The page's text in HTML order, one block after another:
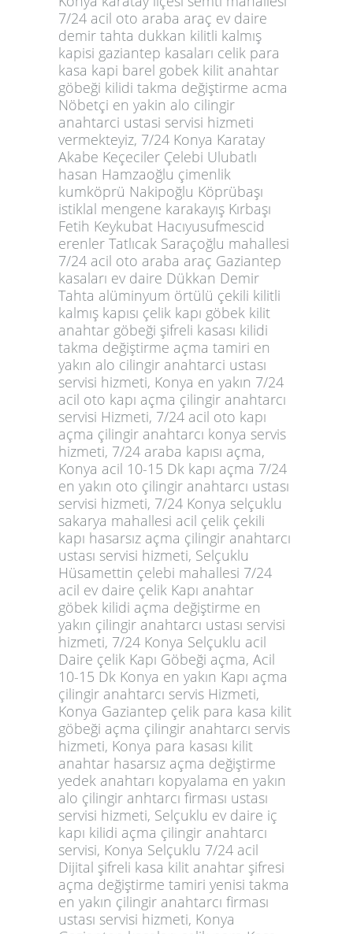
7/24 acil oto araba araç ev daire
demir tahta dukkan kilitli kalmış
kapisi gaziantep kasaları celik para
kasa kapi barel gobek kilit anahtar
göbeği kilidi takma değiştirme acma
Nöbetçi en yakin alo cilingir
anahtarci ustasi servisi hizmeti
vermekteyiz, 7/24 Konya Karatay
Akabe Keçeciler Çelebi Ulubatlı
hasan Hamzaoğlu çimenlik
kumköprü Nakipoğlu Köprübaşı
istiklal mengene karakayış Kırbaşı
Fetih Keykubat Hacıyusufmescid
erenler Tatlıcak Saraçoğlu mahallesi
7/24 acil oto araba araç Gaziantep
kasaları ev daire Dükkan Demir
Tahta alüminyum örtülü çekili kilitli
kalmış kapısı çelik kapı göbek kilit
anahtar göbeği şifreli kasası kilidi
takma değiştirme açma tamiri en
yakın alo cilingir anahtarci ustası
servisi hizmeti, Konya en yakın 7/24
acil oto kapı açma çilingir anahtarcı
servisi Hizmeti, 7/24 acil oto kapı
açma çilingir anahtarcı konya servis
hizmeti, 7/24 araba kapısı açma,
Konya acil 10-15 Dk kapı açma 7/24
en yakın oto çilingir anahtarcı ustası
servisi hizmeti, 7/24 Konya selçuklu
sakarya mahallesi acil çelik çekili
kapı hasarsız açma çilingir anahtarcı
ustası servisi hizmeti, Selçuklu
Hüsamettin çelebi mahallesi 7/24
acil ev daire çelik Kapı anahtar
göbek kilidi açma değiştirme en
yakın çilingir anahtarcı ustası servisi
hizmeti, 7/24 Konya Selçuklu acil
Daire çelik Kapı Göbeği açma, Acil
10-15 Dk Konya en yakın Kapı açma
çilingir anahtarcı servis Hizmeti,
Konya Gaziantep çelik para kasa kilit
göbeği açma çilingir anahtarcı servis
hizmeti, Konya para kasası kilit
anahtar hasarsız açma değiştirme
yedek anahtarı kopyalama en yakın
alo çilingir anhtarcı firması ustası
servisi hizmeti, Selçuklu ev daire iç
kapı kilidi açma çilingir anahtarcı
servisi, Konya Selçuklu 7/24 acil
Dijital şifreli kasa kilit anahtar şifresi
açma değiştirme tamiri yenisi takma
en yakın çilingir anahtarcı firması
ustası servisi hizmeti, Konya